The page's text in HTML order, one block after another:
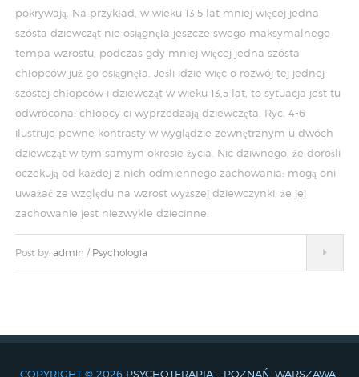
pokrywają. Na przykład, w wieku 13,5 lat mniej więcej jedna
szósta dziewcząt nie osiągnęła jeszcze swego maksymalnego
tempa wzrostu, podczas gdy mniej więcej jedna szósta
chłopców już go osiągnęła. Jeśli idzie więc o rozwój tej jednej
szóstej chłopców i dziewcząt w wieku 13,5 lat, to sytuacja jest tu
odwrócona: chłopcy ci wyprzedzają dziewczęta. Ryc. 4-6
ilustruje pewne kontrasty w wyglądzie zewnętrznym u dwóch
dziewcząt w tym samym okresie życia. Nic dziwnego, że dorośli
oczekują od każdej z nich odmiennego zachowania: mogą oni
uważać ze względu na wzrost wyższej dziewczynki, że jej
zachowanie jest niezwykle dziecinne.
Post by: admin / Psychologia
COPYRIGHT © 2026 PSYCHOTERAPIA – POZNAŃ, WARSZAWA,